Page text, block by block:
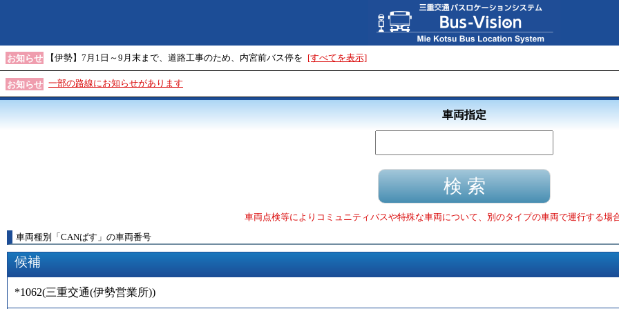
お知らせ 【伊勢】7月1日～9月末まで、道路工事のため、内宮前バス停を [すべてを表示]
お知らせ 一部の路線にお知らせがあります
車両指定
車両点検等によりコミュニティバスや特殊な車両について、別のタイプの車両で運行する場
車両種別
「 CANばす 」 の車両番号
候補
*1062(三重交通(伊勢営業所))